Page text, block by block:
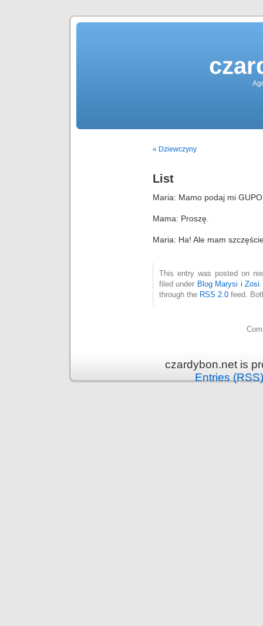
« Dziewczyny
List
Maria: Mamo podaj mi
Mama: Proszę.
Maria: Ha! Ale mam
This entry was posted on
filed under Blog Marysi i Zosi
through the RSS 2.0 feed.
czardybon.net is
Entries (RSS)